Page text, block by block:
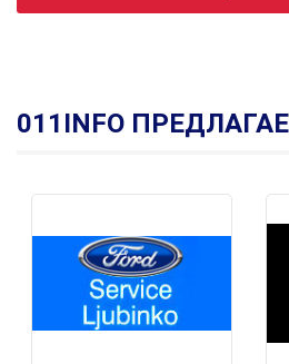
011INFO